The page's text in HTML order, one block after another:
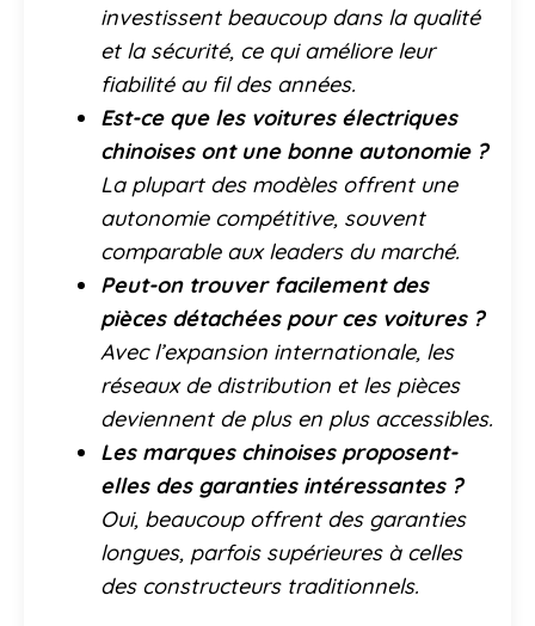
investissent beaucoup dans la qualité
et la sécurité, ce qui améliore leur
fiabilité au fil des années.
Est-ce que les voitures électriques
chinoises ont une bonne autonomie ?
La plupart des modèles offrent une
autonomie compétitive, souvent
comparable aux leaders du marché.
Peut-on trouver facilement des
pièces détachées pour ces voitures ?
Avec l’expansion internationale, les
réseaux de distribution et les pièces
deviennent de plus en plus accessibles.
Les marques chinoises proposent-
elles des garanties intéressantes ?
Oui, beaucoup offrent des garanties
longues, parfois supérieures à celles
des constructeurs traditionnels.